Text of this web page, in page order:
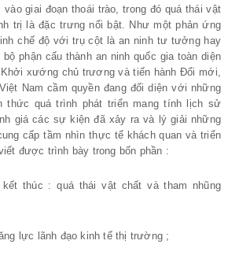
giai đoạn thoái trào, trong đó quá thái vật
trị là đặc trưng nổi bật. Như một phản ứng
chế độ với trụ cột là an ninh tư tưởng hay
phận cấu thành an ninh quốc gia toàn diện
xướng chủ trương và tiến hành Đổi mới,
Nam cầm quyền đang đối diện với những
thức quá trình phát triển mang tính lịch sử
giá các sự kiện đã xảy ra và lý giải những
cấp tầm nhìn thực tế khách quan và triển
được trình bày trong bốn phần :
kết thúc : quá thái vật chất và tham nhũng
lực lãnh đạo kinh tế thị trường ;